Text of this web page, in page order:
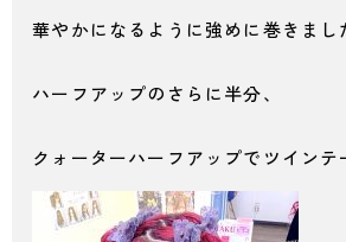
華やかになるように強めに巻きまし
ハーフアップのさらに半分、
クォーターハーフアップでツイン